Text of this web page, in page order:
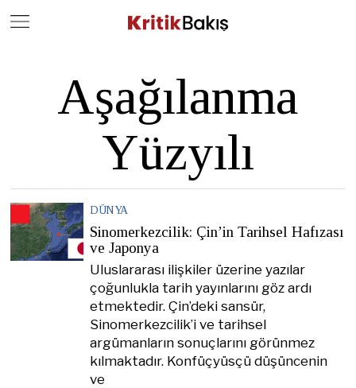
Aşağılanma
Yüzyılı
DÜNYA
Sinomerkezcilik: Çin’in Tarihsel Hafızası
ve Japonya
Uluslararası ilişkiler üzerine yazılar
çoğunlukla tarih yayınlarını göz ardı
etmektedir. Çin’deki sansür,
Sinomerkezcilik’i ve tarihsel
argümanların sonuçlarını görünmez
kılmaktadır. Konfüçyüsçü düşüncenin
ve